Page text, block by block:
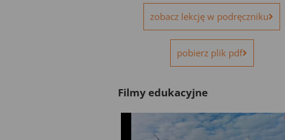
zobacz lekcję w podręczniku
pobierz plik pdf
Filmy edukacyjne